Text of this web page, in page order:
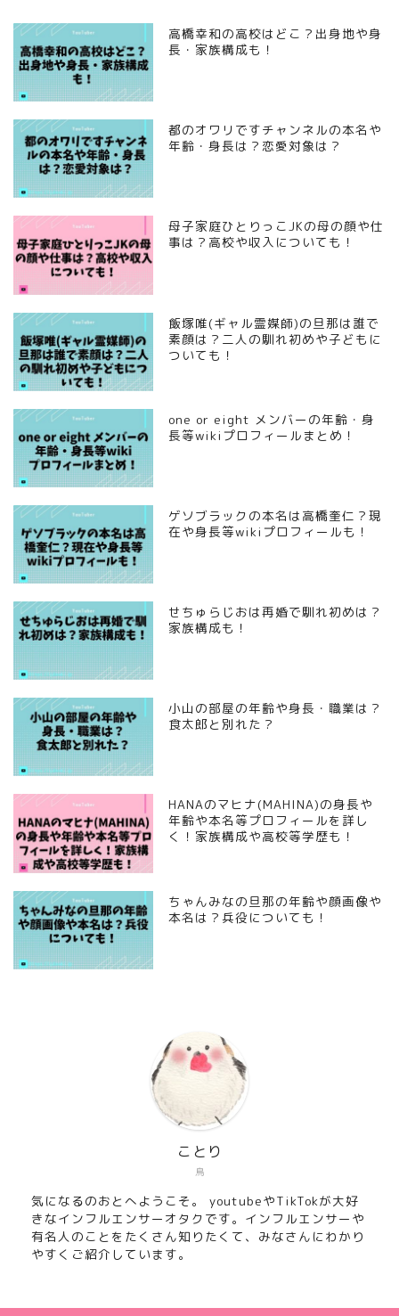
高橋幸和の高校はどこ？出身地や身
長・家族構成も！
都のオワリですチャンネルの本名や
年齢・身長は？恋愛対象は？
母子家庭ひとりっこJKの母の顔や仕
事は？高校や収入についても！
飯塚唯(ギャル霊媒師)の旦那は誰で
素顔は？二人の馴れ初めや子どもに
ついても！
one or eight メンバーの年齢・身
長等wikiプロフィールまとめ！
ゲソブラックの本名は高橋奎仁？現
在や身長等wikiプロフィールも！
せちゅらじおは再婚で馴れ初めは？
家族構成も！
小山の部屋の年齢や身長・職業は？
食太郎と別れた？
HANAのマヒナ(MAHINA)の身長や
年齢や本名等プロフィールを詳し
く！家族構成や高校等学歴も！
ちゃんみなの旦那の年齢や顔画像や
本名は？兵役についても！
鳥
ことり
気になるのおとへようこそ。 youtubeやTikTokが大好
きなインフルエンサーオタクです。インフルエンサーや
有名人のことをたくさん知りたくて、みなさんにわかり
やすくご紹介しています。